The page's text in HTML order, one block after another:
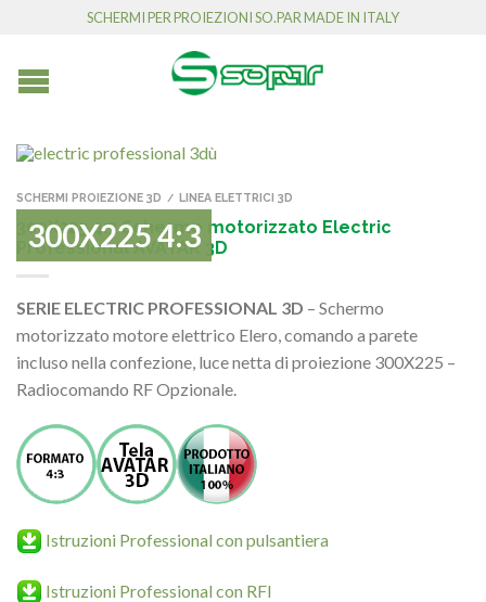
SCHERMI PER PROIEZIONI SO.PAR MADE IN ITALY
300X225 4:3
SCHERMI PROIEZIONE 3D / LINEA ELETTRICI 3D
300X225 4:3 Schermo motorizzato Electric
Professional AVATAR 3D
SERIE ELECTRIC PROFESSIONAL 3D – Schermo
motorizzato motore elettrico Elero, comando a parete
incluso nella confezione, luce netta di proiezione 300X225 –
Radiocomando RF Opzionale.
Istruzioni Professional con pulsantiera
Istruzioni Professional con RFI